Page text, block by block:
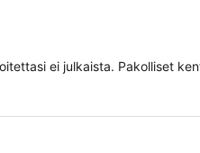
ei julkaista. Pakolliset